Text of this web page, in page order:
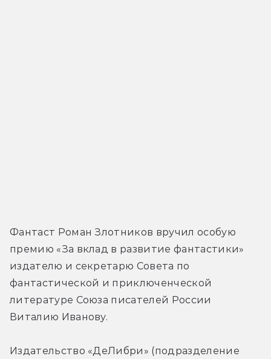
Фантаст Роман Злотников вручил особую
премию «За вклад в развитие фантастики»
издателю и секретарю Совета по
фантастической и приключенческой
литературе Союза писателей России
Виталию Иванову.
Издательство «ДеЛибри» (подразделение